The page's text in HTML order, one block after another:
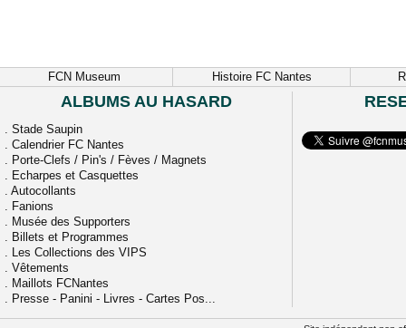
FCN Museum Histoire FC Nantes
ALBUMS AU HASARD
. Stade Saupin
. Calendrier FC Nantes
. Porte-Clefs / Pin's / Fèves / Magnets
. Echarpes et Casquettes
. Autocollants
. Fanions
. Musée des Supporters
. Billets et Programmes
. Les Collections des VIPS
. Vêtements
. Maillots FCNantes
. Presse - Panini - Livres - Cartes Pos...